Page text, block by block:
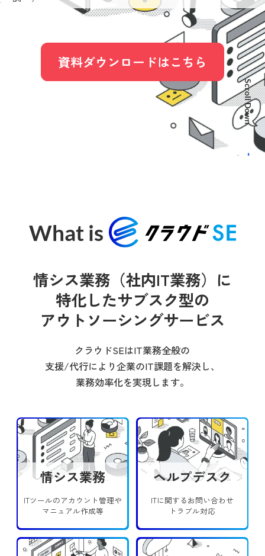
資料ダウンロードはこちら
Scroll Down
What is
情シス業務（社内IT業務）に
特化したサブスク型の
アウトソーシングサービス
クラウドSEはIT業務全般の
支援/代行により企業のIT課題を解決し、
業務効率化を実現します。
情シス業務
ITツールのアカウント管理や
マニュアル作成等
ヘルプデスク
ITに関するお問い合わせ
トラブル対応